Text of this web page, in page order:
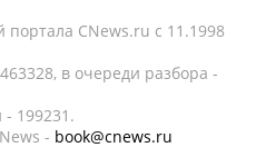
CNews.ru c 11.1998
в очереди разбора -
- 199231.
- book@cnews.ru